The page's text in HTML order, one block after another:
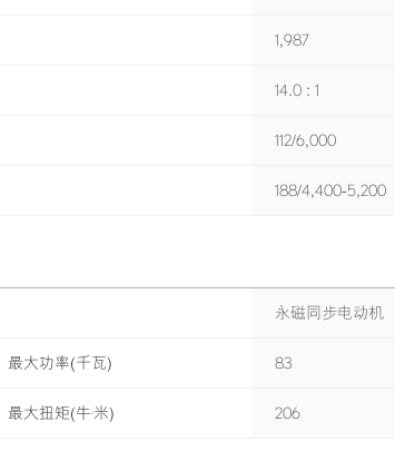
1,987
14.0 : 1
112/6,000
188/4,400-5,200
永磁同步电动机
最大功率(千瓦) 83
最大扭矩(牛·米) 206